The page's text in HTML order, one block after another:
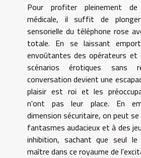
Pour profiter pleinement
médicale, il suffit de
sensorielle du téléphone rose
totale. En se laissant
envoûtantes des opérateurs et
scénarios érotiques sans
conversation devient une
plaisir est roi et les
n'ont pas leur place. En
dimension sécuritaire, on peut se
fantasmes audacieux et à des
inhibition, sachant que seul
maître dans ce royaume de